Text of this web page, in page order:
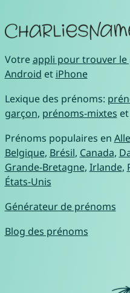
Votreappli pour trouver le
Android et iPhone
Lexique des prénoms:
garçon, prénoms-mixtes et
Prénoms populaires en
Belgique, Brésil, Canada,
Grande-Bretagne, Irlande,
États-Unis
Générateur de prénoms
Blog des prénoms